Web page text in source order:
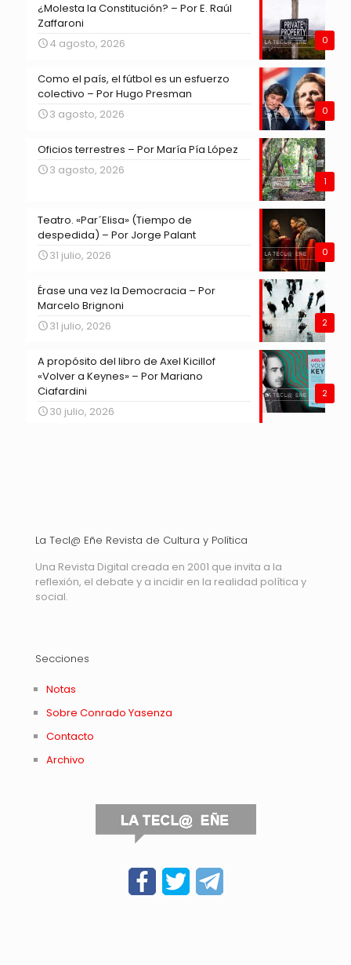
0
¿Molesta la Constitución? – Por E. Raúl
Zaffaroni
4 agosto, 2026
0
Como el país, el fútbol es un esfuerzo
colectivo – Por Hugo Presman
3 agosto, 2026
1
Oficios terrestres – Por María Pía López
3 agosto, 2026
0
Teatro. «Par´Elisa» (Tiempo de
despedida) – Por Jorge Palant
31 julio, 2026
2
Érase una vez la Democracia – Por
Marcelo Brignoni
31 julio, 2026
2
A propósito del libro de Axel Kicillof
«Volver a Keynes» – Por Mariano
Ciafardini
30 julio, 2026
La Tecl@ Eñe Revista de Cultura y Política
Una Revista Digital creada en 2001 que invita a la
reflexión, el debate y a incidir en la realidad política y
social.
Secciones
Notas
Sobre Conrado Yasenza
Contacto
Archivo